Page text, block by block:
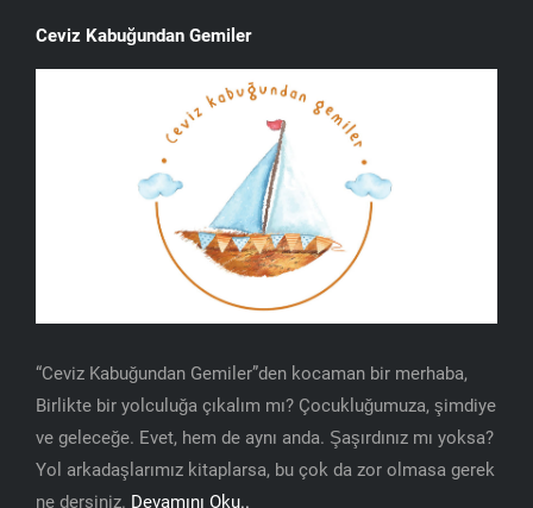
Ceviz Kabuğundan Gemiler
“Ceviz Kabuğundan Gemiler”den kocaman bir merhaba,
Birlikte bir yolculuğa çıkalım mı? Çocukluğumuza, şimdiye
ve geleceğe. Evet, hem de aynı anda. Şaşırdınız mı yoksa?
Yol arkadaşlarımız kitaplarsa, bu çok da zor olmasa gerek
ne dersiniz. Devamını Oku..